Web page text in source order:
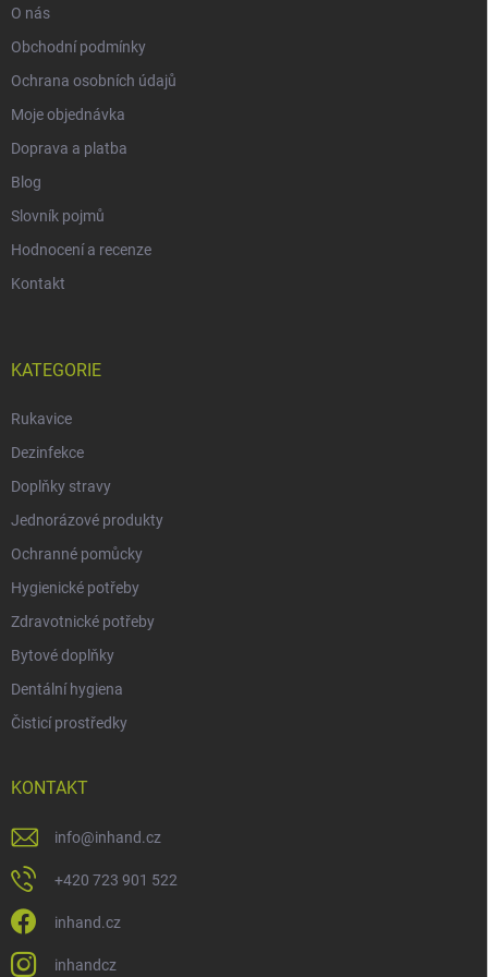
O nás
Obchodní podmínky
Ochrana osobních údajů
Moje objednávka
Doprava a platba
Blog
Slovník pojmů
Hodnocení a recenze
Kontakt
KATEGORIE
Rukavice
Dezinfekce
Doplňky stravy
Jednorázové produkty
Ochranné pomůcky
Hygienické potřeby
Zdravotnické potřeby
Bytové doplňky
Dentální hygiena
Čisticí prostředky
KONTAKT
info@inhand.cz
+420 723 901 522
inhand.cz
inhandcz